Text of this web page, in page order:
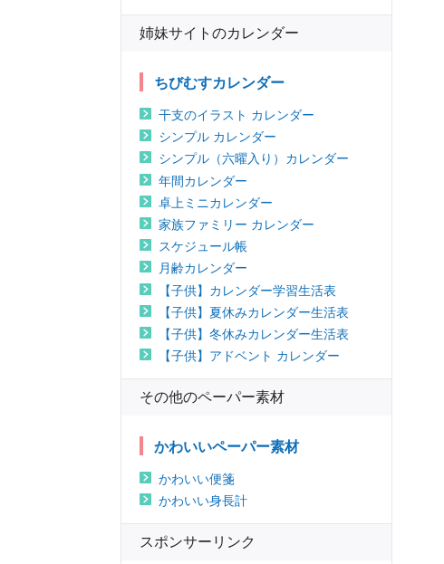
姉妹サイトのカレンダー
ちびむすカレンダー
干支のイラスト カレンダー
シンプル カレンダー
シンプル（六曜入り）カレンダー
年間カレンダー
卓上ミニカレンダー
家族ファミリー カレンダー
スケジュール帳
月齢カレンダー
【子供】カレンダー学習生活表
【子供】夏休みカレンダー生活表
【子供】冬休みカレンダー生活表
【子供】アドベント カレンダー
その他のペーパー素材
かわいいペーパー素材
かわいい便箋
かわいい身長計
スポンサーリンク